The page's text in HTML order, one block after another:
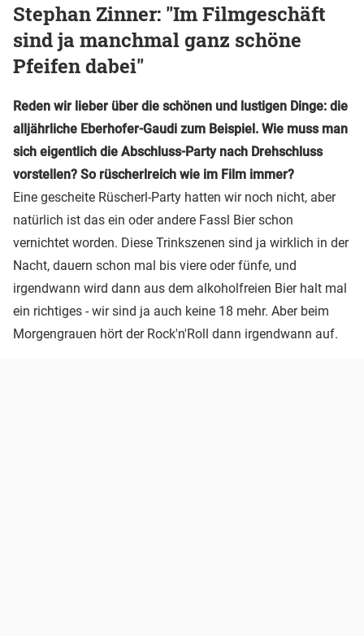
Stephan Zinner: "Im Filmgeschäft
sind ja manchmal ganz schöne
Pfeifen dabei"
Reden wir lieber über die schönen und lustigen Dinge: die
alljährliche Eberhofer-Gaudi zum Beispiel. Wie muss man
sich eigentlich die Abschluss-Party nach Drehschluss
vorstellen? So rüscherlreich wie im Film immer?
Eine gescheite Rüscherl-Party hatten wir noch nicht, aber
natürlich ist das ein oder andere Fassl Bier schon
vernichtet worden. Diese Trinkszenen sind ja wirklich in der
Nacht, dauern schon mal bis viere oder fünfe, und
irgendwann wird dann aus dem alkoholfreien Bier halt mal
ein richtiges - wir sind ja auch keine 18 mehr. Aber beim
Morgengrauen hört der Rock'n'Roll dann irgendwann auf.